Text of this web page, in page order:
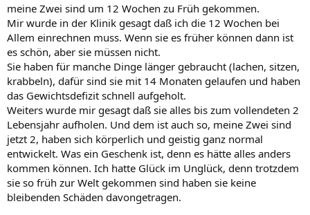
meine Zwei sind um 12 Wochen zu Früh gekommen.
Mir wurde in der Klinik gesagt daß ich die 12 Wochen bei
Allem einrechnen muss. Wenn sie es früher können dann ist
es schön, aber sie müssen nicht.
Sie haben für manche Dinge länger gebraucht (lachen, sitzen,
krabbeln), dafür sind sie mit 14 Monaten gelaufen und haben
das Gewichtsdefizit schnell aufgeholt.
Weiters wurde mir gesagt daß sie alles bis zum vollendeten 2
Lebensjahr aufholen. Und dem ist auch so, meine Zwei sind
jetzt 2, haben sich körperlich und geistig ganz normal
entwickelt. Was ein Geschenk ist, denn es hätte alles anders
kommen können. Ich hatte Glück im Unglück, denn trotzdem
sie so früh zur Welt gekommen sind haben sie keine
bleibenden Schäden davongetragen.